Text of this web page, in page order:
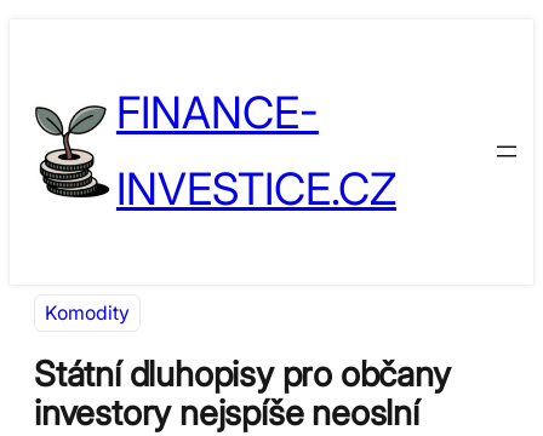
FINANCE-
INVESTICE.CZ
Komodity
Státní dluhopisy pro občany
investory nejspíše neoslní